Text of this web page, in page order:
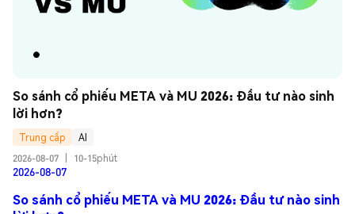
So sánh cổ phiếu META và MU 2026: Đầu tư nào sinh
lời hơn?
Trung cấp
AI
2026-08-07
10-15phút
2026-08-07
So sánh cổ phiếu META và MU 2026: Đầu tư nào sinh